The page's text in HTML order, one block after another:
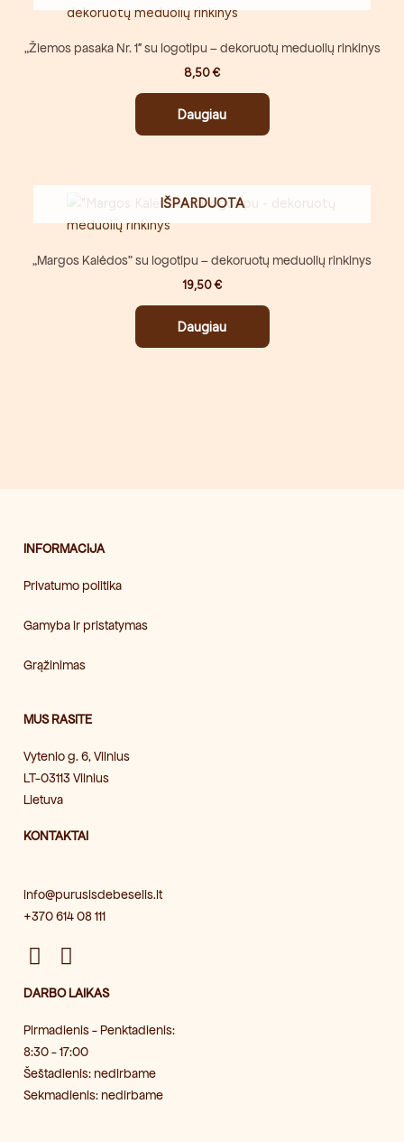
„Žiemos pasaka Nr. 1″ su logotipu – dekoruotų meduolių rinkinys
8,50€
Daugiau
IŠPARDUOTA
„Margos Kalėdos” su logotipu – dekoruotų meduolių rinkinys
19,50€
Daugiau
INFORMACIJA
Privatumo politika
Gamyba ir pristatymas
Grąžinimas
MUS RASITE
Vytenio g. 6, Vilnius
LT-03113 Vilnius
Lietuva
KONTAKTAI
info@purusisdebeselis.lt
+370 614 08 111
F
c
e
b
o
o
I
s
t
a
g
r
DARBO LAIKAS
Pirmadienis - Penktadienis:
8:30 - 17:00
Šeštadienis: nedirbame
Sekmadienis: nedirbame